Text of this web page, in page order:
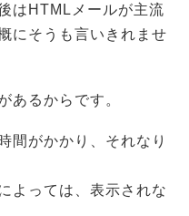
はHTMLメールが主流
にそうも言いきれませ
あるからです。
間がかかり、それなり
よっては、表示されな